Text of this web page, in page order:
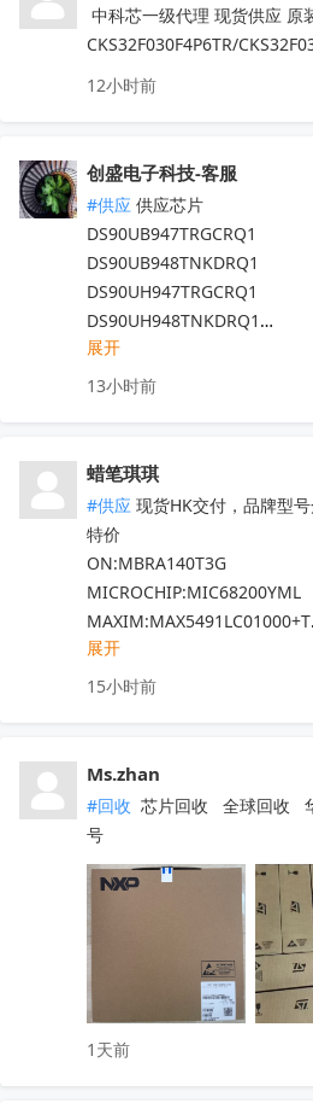
MX25L6433FM2I-08G
K4B4G1646E-BYK0
IRFB4227  CS75823
PT16556-LQ  LV5683P-E
IRS2092STRPBF
CS3820EO  M12L128168A-
代理天微，贝岭，泰德，能芯
晶源微，友达，UTC，纳芯威
深圳原装现货当天可送，
V:13544786707
Q:2581140881
收起
CKS32F030F4P6TR/
12小时前
创盛电子科技-客服
#供应 供应芯片
DS90UB947TRGCRQ1
DS90UB948TNKDRQ1
DS90UH947TRGCRQ1
DS90UH948TNKDRQ1
DS83822IRHBR
DS250DF810ABVR
LM5101AMX
现货靓货！不容错过！
收起
展开
13小时前
蜡笔琪琪
#供应 现货HK交付，品牌型
特价
ON:MBRA140T3G
MICROCHIP:MIC68200YML
MAXIM:MAX5491LC01000+T
ADI:ADP7182AUJZ-R7
其他PN可沟通确认
展开
15小时前
Ms.zhan
#回收 芯片回收   全球回收
号
1天前